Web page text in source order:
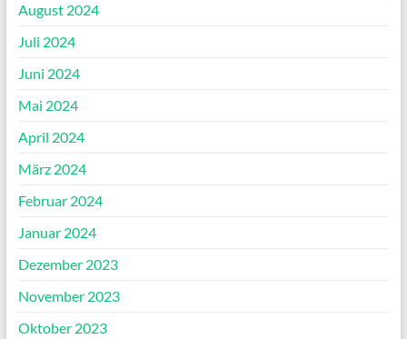
August 2024
Juli 2024
Juni 2024
Mai 2024
April 2024
März 2024
Februar 2024
Januar 2024
Dezember 2023
November 2023
Oktober 2023